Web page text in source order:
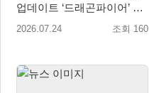
업데이트 ‘드래곤파이어’ 8
월 31일 출시
2026.07.24 조회 160